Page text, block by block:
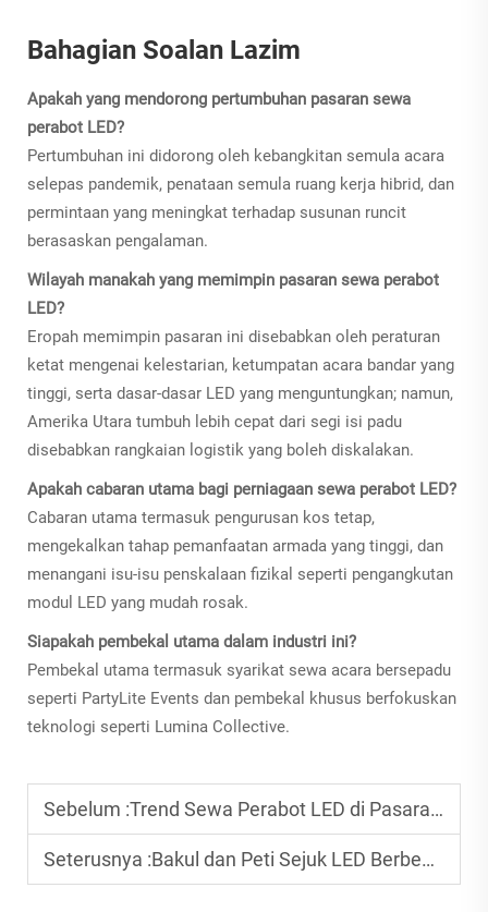
Bahagian Soalan Lazim
Apakah yang mendorong pertumbuhan pasaran sewa
perabot LED?
Pertumbuhan ini didorong oleh kebangkitan semula acara
selepas pandemik, penataan semula ruang kerja hibrid, dan
permintaan yang meningkat terhadap susunan runcit
berasaskan pengalaman.
Wilayah manakah yang memimpin pasaran sewa perabot
LED?
Eropah memimpin pasaran ini disebabkan oleh peraturan
ketat mengenai kelestarian, ketumpatan acara bandar yang
tinggi, serta dasar-dasar LED yang menguntungkan; namun,
Amerika Utara tumbuh lebih cepat dari segi isi padu
disebabkan rangkaian logistik yang boleh diskalakan.
Apakah cabaran utama bagi perniagaan sewa perabot LED?
Cabaran utama termasuk pengurusan kos tetap,
mengekalkan tahap pemanfaatan armada yang tinggi, dan
menangani isu-isu penskalaan fizikal seperti pengangkutan
modul LED yang mudah rosak.
Siapakah pembekal utama dalam industri ini?
Pembekal utama termasuk syarikat sewa acara bersepadu
seperti PartyLite Events dan pembekal khusus berfokuskan
teknologi seperti Lumina Collective.
Sebelum :Trend Sewa Perabot LED di Pasaran Barat: Peluang Berkembang bagi Perancang Acara.
Seterusnya :Bakul dan Peti Sejuk LED Berbentuk Ais: Hiasan Fungsional untuk Kapal Layar Mewah